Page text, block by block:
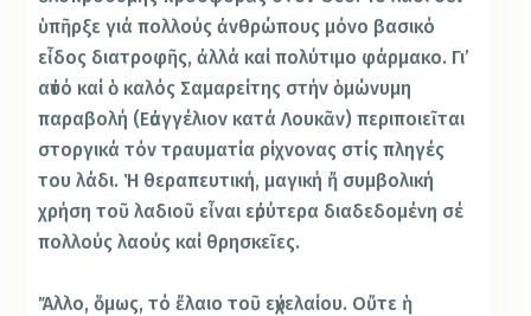
ὑπῆρξε γιά πολλούς ἀνθρώπους μόνο βασικό
εἶδος διατροφῆς, ἀλλά καί πολύτιμο φάρμακο. Γι’
αὐτό καί ὁ καλός Σαμαρείτης στήν ὁμώνυμη
παραβολή (Εὐαγγέλιον κατά Λουκᾶν) περιποιεῖται
στοργικά τόν τραυματία ρίχνονας στίς πληγές
του λάδι. Ἡ θεραπευτική, μαγική ἤ συμβολική
χρήση τοῦ λαδιοῦ εἶναι εὐρύτερα διαδεδομένη σέ
πολλούς λαούς καί θρησκεῖες.
Ἄλλο, ὅμως, τό ἔλαιο τοῦ εὐχελαίου. Οὔτε ἡ